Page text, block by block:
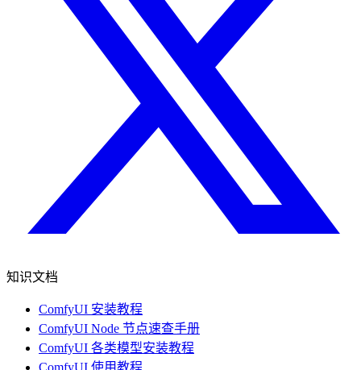
知识文档
ComfyUI 安装教程
ComfyUI Node 节点速查手册
ComfyUI 各类模型安装教程
ComfyUI 使用教程